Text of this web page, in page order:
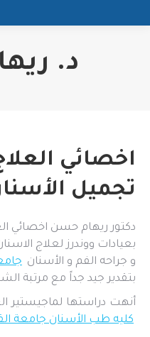
د.
اخصائي
تجميل
دكتور ريهام حسن اخصائي
بعيادات ووندرز لعلاج
و جراحه الفم و الأسنان
بتقدير جيد جداً مع مرتبة الشرف
أنهت دراستها لماجيستير
كليه طب الأسنان جامعة